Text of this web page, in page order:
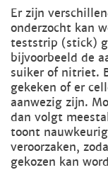
Er zijn
onderzocht kan
teststrip (stick)
bijvoorbeeld de
suiker of nitriet.
gekeken of er
aanwezig zijn.
dan volgt
toont
veroorzaken,
gekozen kan